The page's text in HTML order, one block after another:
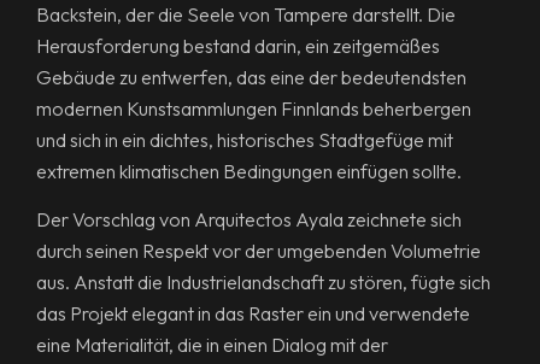
Backstein, der die Seele von Tampere darstellt. Die
Herausforderung bestand darin, ein zeitgemäßes
Gebäude zu entwerfen, das eine der bedeutendsten
modernen Kunstsammlungen Finnlands beherbergen
und sich in ein dichtes, historisches Stadtgefüge mit
extremen klimatischen Bedingungen einfügen sollte.
Der Vorschlag von Arquitectos Ayala zeichnete sich
durch seinen Respekt vor der umgebenden Volumetrie
aus. Anstatt die Industrielandschaft zu stören, fügte sich
das Projekt elegant in das Raster ein und verwendete
eine Materialität, die in einen Dialog mit der